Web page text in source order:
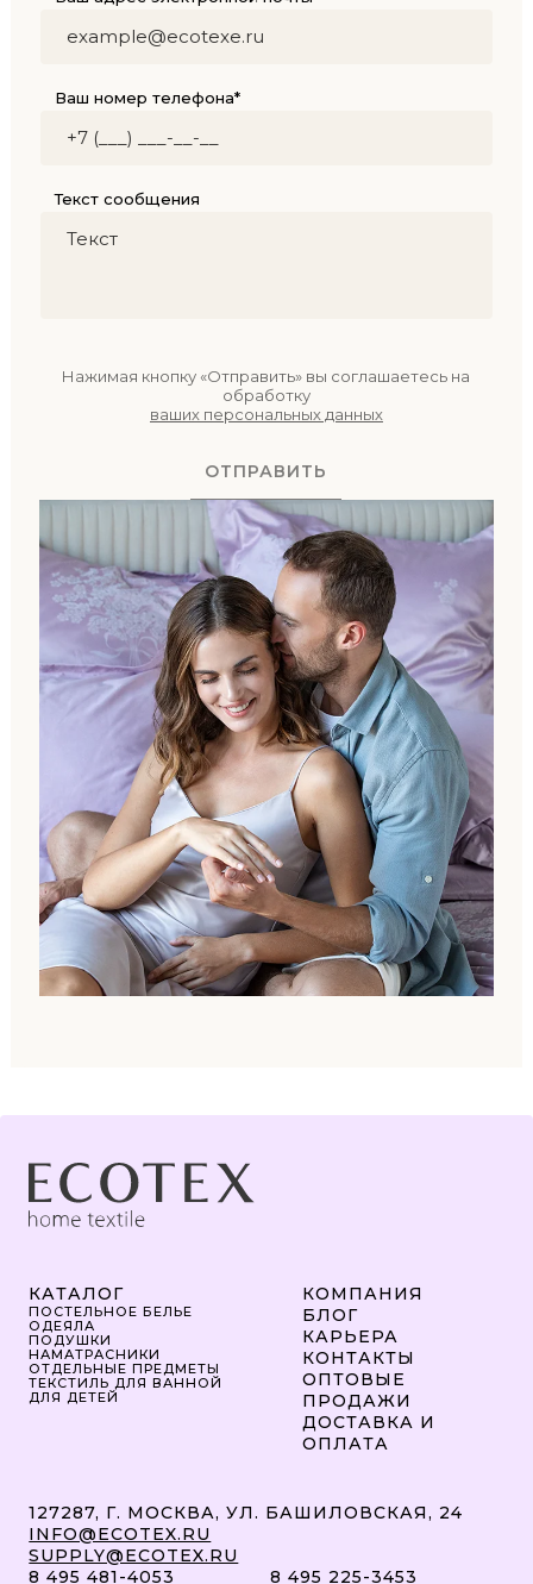
Ваш номер телефона*
Текст сообщения
Нажимая кнопку «Отправить» вы соглашаетесь на
обработку
ваших персональных данных
ОТПРАВИТЬ
КАТАЛОГ
ПОСТЕЛЬНОЕ БЕЛЬЕ
ОДЕЯЛА
ПОДУШКИ
НАМАТРАСНИКИ
ОТДЕЛЬНЫЕ ПРЕДМЕТЫ
ТЕКСТИЛЬ ДЛЯ ВАННОЙ
ДЛЯ ДЕТЕЙ
КОМПАНИЯ
БЛОГ
КАРЬЕРА
КОНТАКТЫ
ОПТОВЫЕ
ПРОДАЖИ
ДОСТАВКА И
ОПЛАТА
127287, Г. МОСКВА, УЛ. БАШИЛОВСКАЯ, 24
INFO@ECOTEX.RU
SUPPLY@ECOTEX.RU
8 495 481-4053
8 495 225-3453